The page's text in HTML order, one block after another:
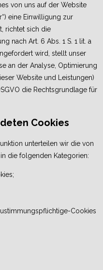
von uns auf der Website
eine Einwilligung zur
richtet sich die
nach Art. 6 Abs. 1 S. 1 lit. a
wird, stellt unser
an der Analyse, Optimierung
Website und Leistungen)
die Rechtsgrundlage für
Cookies
unterteilen wir die von
die folgenden Kategorien:
Cookies